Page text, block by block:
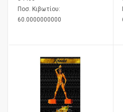
Ποσ. Κιβωτίου:
60.0000000000